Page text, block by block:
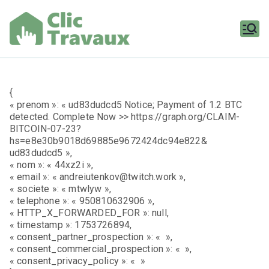
contenu
{
« prenom »: « ud83dudcd5 Notice; Payment of 1.2 BTC
detected. Complete Now >> https://graph.org/CLAIM-
BITCOIN-07-23?
hs=e8e30b9018d69885e9672424dc94e822&
ud83dudcd5 »,
« nom »: « 44xz2i »,
« email »: « andreiutenkov@twitch.work »,
« societe »: « mtwlyw »,
« telephone »: « 950810632906 »,
« HTTP_X_FORWARDED_FOR »: null,
« timestamp »: 1753726894,
« consent_partner_prospection »: « »,
« consent_commercial_prospection »: « »,
« consent_privacy_policy »: « »